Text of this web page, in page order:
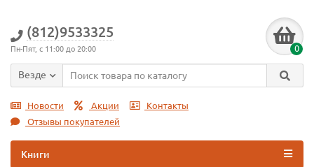
(812)9533325
Пн-Пят, с 11:00 до 20:00 0
Везде
Новости Акции
Контакты
Отзывы покупателей
Книги